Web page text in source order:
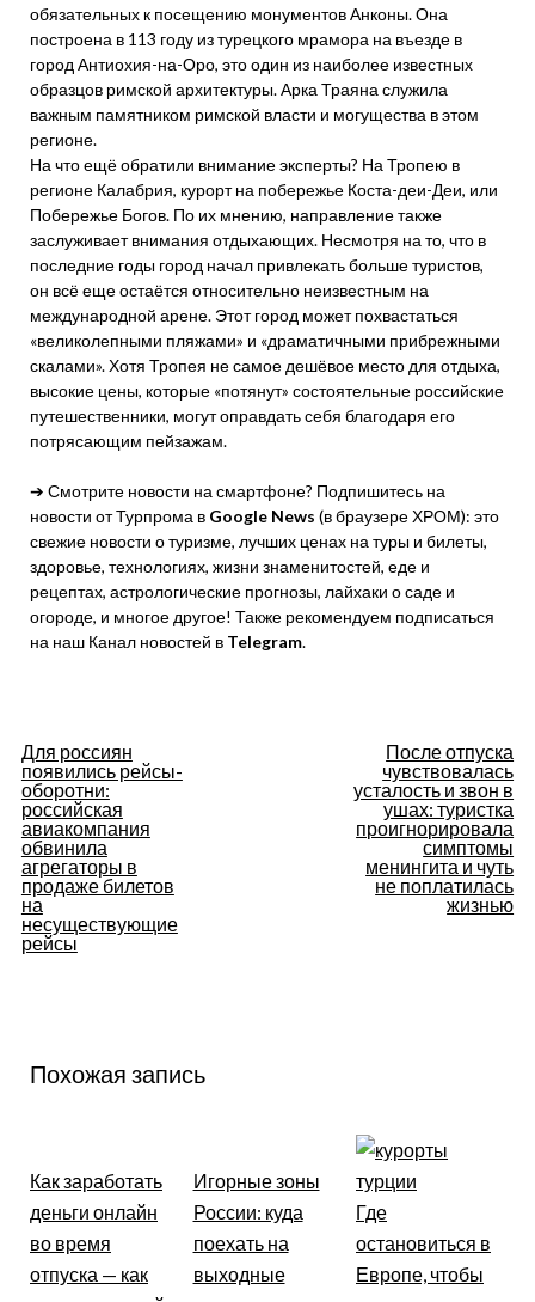
обязательных к посещению монументов Анконы. Она
построена в 113 году из турецкого мрамора на въезде в
город Антиохия-на-Оро, это один из наиболее известных
образцов римской архитектуры. Арка Траяна служила
важным памятником римской власти и могущества в этом
регионе.
На что ещё обратили внимание эксперты? На Тропею в
регионе Калабрия, курорт на побережье Коста-деи-Деи, или
Побережье Богов. По их мнению, направление также
заслуживает внимания отдыхающих. Несмотря на то, что в
последние годы город начал привлекать больше туристов,
он всё еще остаётся относительно неизвестным на
международной арене. Этот город может похвастаться
«великолепными пляжами» и «драматичными прибрежными
скалами». Хотя Тропея не самое дешёвое место для отдыха,
высокие цены, которые «потянут» состоятельные российские
путешественники, могут оправдать себя благодаря его
потрясающим пейзажам.
➔ Смотрите новости на смартфоне? Подпишитесь на
новости от Турпрома в Google News (в браузере ХРОМ): это
свежие новости о туризме, лучших ценах на туры и билеты,
здоровье, технологиях, жизни знаменитостей, еде и
рецептах, астрологические прогнозы, лайхаки о саде и
огороде, и многое другое! Также рекомендуем подписаться
на наш Канал новостей в Telegram.
Навигация
по
записям
Для россиян
появились рейсы-
оборотни:
российская
авиакомпания
обвинила
агрегаторы в
продаже билетов
на
несуществующие
рейсы
После отпуска
чувствовалась
усталость и звон в
ушах: туристка
проигнорировала
симптомы
менингита и чуть
не поплатилась
жизнью
Похожая запись
Как заработать
деньги онлайн
во время
отпуска — как
Игорные зоны
России: куда
поехать на
выходные
Где
остановиться в
Европе, чтобы